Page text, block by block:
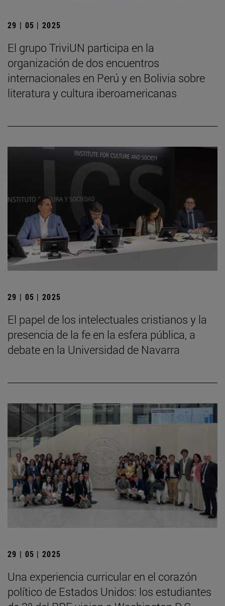
29 | 05 | 2025
El grupo TriviUN participa en la
organización de dos encuentros
internacionales en Perú y en Bolivia sobre
literatura y cultura iberoamericanas
29 | 05 | 2025
El papel de los intelectuales cristianos y la
presencia de la fe en la esfera pública, a
debate en la Universidad de Navarra
29 | 05 | 2025
Una experiencia curricular en el corazón
político de Estados Unidos: los estudiantes